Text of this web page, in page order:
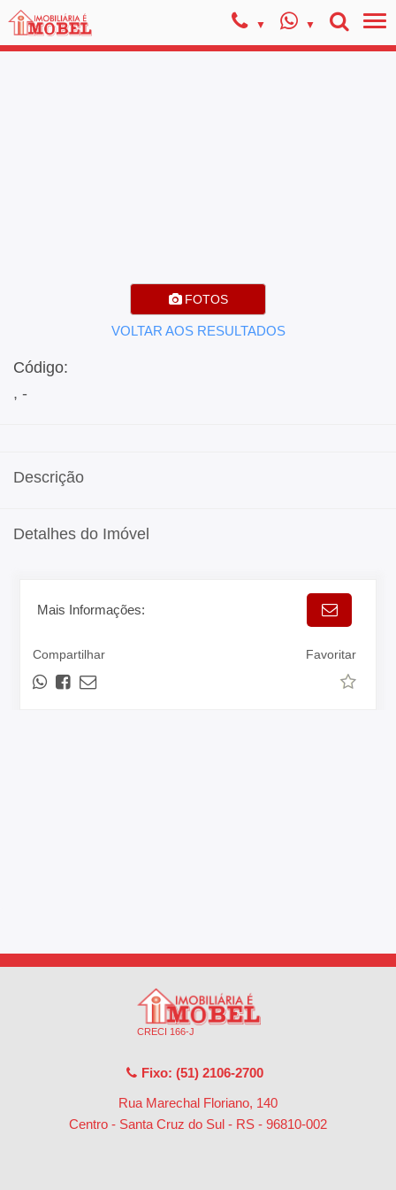
FOTOS
VOLTAR AOS RESULTADOS
Código:
, -
Descrição
Detalhes do Imóvel
Mais Informações:
Compartilhar Favoritar
CRECI 166-J
Fixo: (51) 2106-2700
Rua Marechal Floriano, 140
Centro - Santa Cruz do Sul - RS - 96810-002